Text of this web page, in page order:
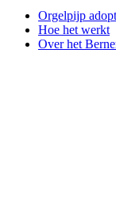
Orgelpijp
Hoe het werkt
Over het